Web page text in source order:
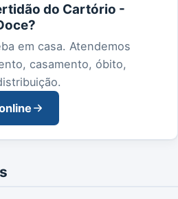
do Cartório -
em casa. Atendemos
casamento, óbito,